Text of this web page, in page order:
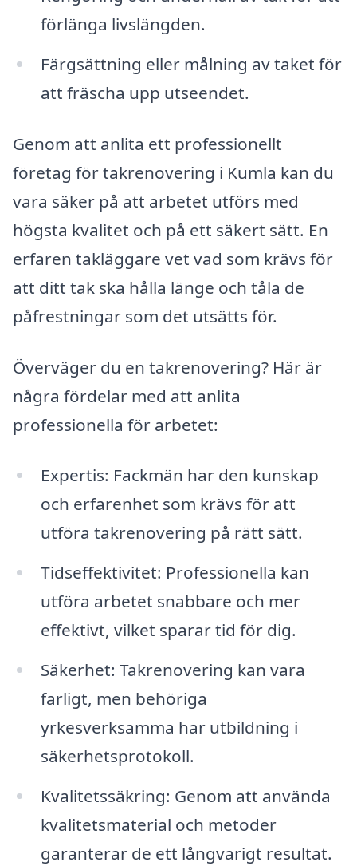
förlänga livslängden.
Färgsättning eller målning av taket för
att fräscha upp utseendet.
Genom att anlita ett professionellt
företag för takrenovering i Kumla kan du
vara säker på att arbetet utförs med
högsta kvalitet och på ett säkert sätt. En
erfaren takläggare vet vad som krävs för
att ditt tak ska hålla länge och tåla de
påfrestningar som det utsätts för.
Överväger du en takrenovering? Här är
några fördelar med att anlita
professionella för arbetet:
Expertis: Fackmän har den kunskap
och erfarenhet som krävs för att
utföra takrenovering på rätt sätt.
Tidseffektivitet: Professionella kan
utföra arbetet snabbare och mer
effektivt, vilket sparar tid för dig.
Säkerhet: Takrenovering kan vara
farligt, men behöriga
yrkesverksamma har utbildning i
säkerhetsprotokoll.
Kvalitetssäkring: Genom att använda
kvalitetsmaterial och metoder
garanterar de ett långvarigt resultat.